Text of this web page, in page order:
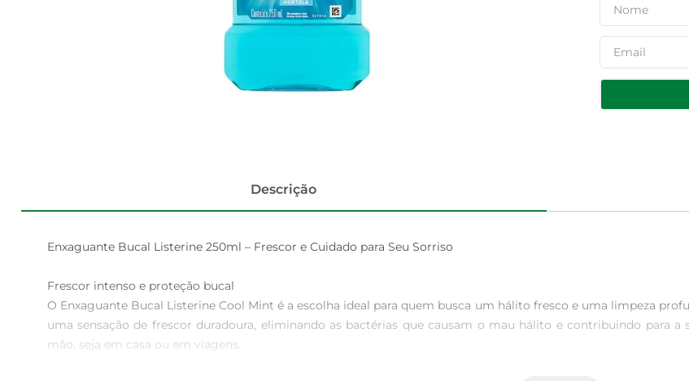
Descrição
Enxaguante Bucal Listerine 250ml – Frescor e Cuidado para Seu Sorriso
Frescor intenso e proteção bucal
O Enxaguante Bucal Listerine Cool Mint é a escolha ideal para quem busca um hálito fresco e uma limpeza
uma sensação de frescor duradoura, eliminando as bactérias que causam o mau hálito e contribuindo para
mão, seja em casa ou em viagens.